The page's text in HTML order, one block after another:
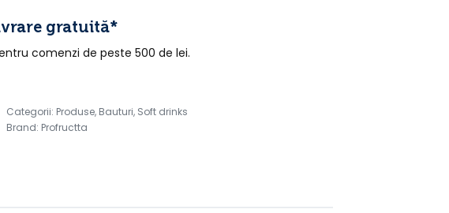
gratuită*
comenzi de peste 500 de lei.
Categorii: Produse, Bauturi, Soft drinks
Brand: Profructta